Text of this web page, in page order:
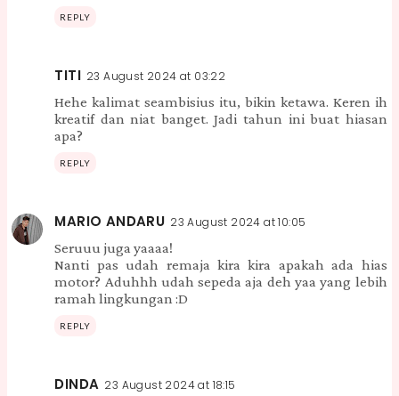
REPLY
TITI 23 August 2024 at 03:22
Hehe kalimat seambisius itu, bikin ketawa. Keren ih
kreatif dan niat banget. Jadi tahun ini buat hiasan
apa?
REPLY
MARIO ANDARU 23 August 2024 at 10:05
Seruuu juga yaaaa!
Nanti pas udah remaja kira kira apakah ada hias
motor? Aduhhh udah sepeda aja deh yaa yang lebih
ramah lingkungan :D
REPLY
DINDA 23 August 2024 at 18:15